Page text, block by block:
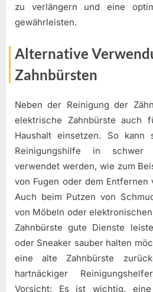
zu verlängern und eine
gewährleisten.
Alternative
Zahnbürsten
Neben der Reinigung der
elektrische Zahnbürste auch
Haushalt einsetzen. So kann
Reinigungshilfe in schwer
verwendet werden, wie zum
von Fugen oder dem Entfernen
Auch beim Putzen von
von Möbeln oder
Zahnbürste gute Dienste
oder Sneaker sauber halten
eine alte Zahnbürste
hartnäckiger
Vorsicht: Es ist wichtig,